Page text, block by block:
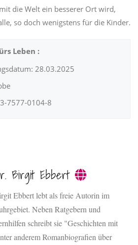
die Welt ein besserer Ort wird,
so doch wenigstens für die Kinder.
Leben :
28.03.2025
7577-0104-8
Birgit Ebbert
Ebbert lebt als freie Autorin im
Neben Ratgebern und
schreibt sie "Geschichten mit
anderem Romanbiografien über